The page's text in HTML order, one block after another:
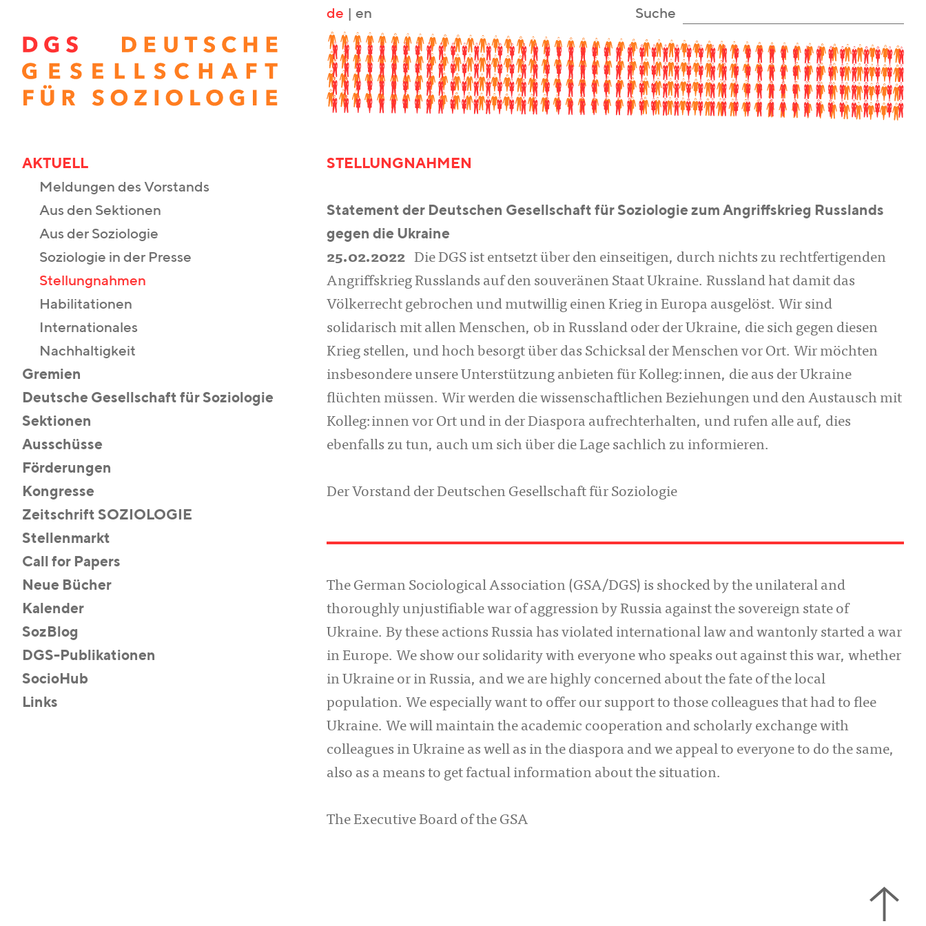
de en Suche
AKTUELL
Meldungen des Vorstands
Aus den Sektionen
Aus der Soziologie
Soziologie in der Presse
Stellungnahmen
Habilitationen
Internationales
Nachhaltigkeit
Gremien
Deutsche Gesellschaft für Soziologie
Sektionen
Ausschüsse
Förderungen
Kongresse
Zeitschrift SOZIOLOGIE
Stellenmarkt
Call for Papers
Neue Bücher
Kalender
SozBlog
DGS-Publikationen
SocioHub
Links
STELLUNGNAHMEN
Statement der Deutschen Gesellschaft für Soziologie zum Angriffskrieg Russlands
gegen die Ukraine
25.02.2022
Die DGS ist entsetzt über den einseitigen, durch nichts zu rechtfertigenden
Angriffskrieg Russlands auf den souveränen Staat Ukraine. Russland hat damit das
Völkerrecht gebrochen und mutwillig einen Krieg in Europa ausgelöst. Wir sind
solidarisch mit allen Menschen, ob in Russland oder der Ukraine, die sich gegen diesen
Krieg stellen, und hoch besorgt über das Schicksal der Menschen vor Ort. Wir möchten
insbesondere unsere Unterstützung anbieten für Kolleg:innen, die aus der Ukraine
flüchten müssen. Wir werden die wissenschaftlichen Beziehungen und den Austausch mit
Kolleg:innen vor Ort und in der Diaspora aufrechterhalten, und rufen alle auf, dies
ebenfalls zu tun, auch um sich über die Lage sachlich zu informieren.
Der Vorstand der Deutschen Gesellschaft für Soziologie
The German Sociological Association (GSA/DGS) is shocked by the unilateral and
thoroughly unjustifiable war of aggression by Russia against the sovereign state of
Ukraine. By these actions Russia has violated international law and wantonly started a war
in Europe. We show our solidarity with everyone who speaks out against this war, whether
in Ukraine or in Russia, and we are highly concerned about the fate of the local
population. We especially want to offer our support to those colleagues that had to flee
Ukraine. We will maintain the academic cooperation and scholarly exchange with
colleagues in Ukraine as well as in the diaspora and we appeal to everyone to do the same,
also as a means to get factual information about the situation.
The Executive Board of the GSA